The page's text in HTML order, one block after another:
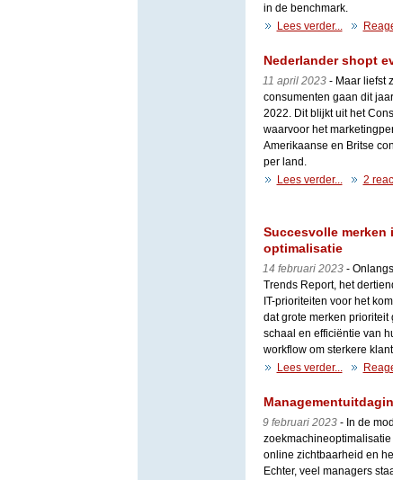
in de benchmark.
Lees verder...
Nederlander shopt
11 april 2023- Maar liefst
consumenten gaan dit
2022. Dit blijkt uit het
waarvoor het
Amerikaanse en Britse
per land.
Lees verder...
2
Succesvolle
optimalisatie
14 februari 2023-
Trends Report, het
IT-prioriteiten voor het
dat grote merken
schaal en efficiëntie van
workflow om sterkere
Lees verder...
9 februari 2023- In de
online zichtbaarheid en
Echter, veel managers